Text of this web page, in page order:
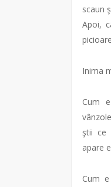
scaun
Apoi,
Inima
Cum
ştii ce
apare
Cum